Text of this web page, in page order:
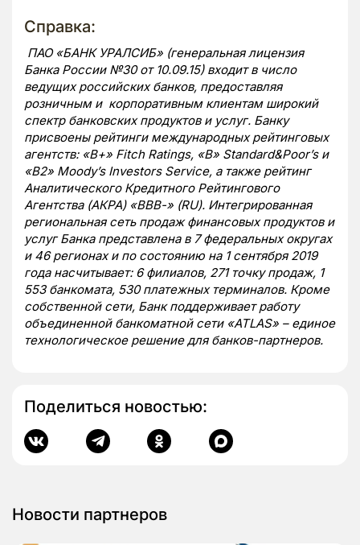
Справка:
ПАО «БАНК УРАЛСИБ» (генеральная лицензия
Банка России №30 от 10.09.15) входит в число
ведущих российских банков, предоставляя
розничным и корпоративным клиентам широкий
спектр банковских продуктов и услуг. Банку
присвоены рейтинги международных рейтинговых
агентств: «В+» Fitch Ratings, «B» Standard&Poor’sи
«B2» Moody’s Investors Service, а также рейтинг
Аналитического Кредитного Рейтингового
Агентства (АКРА) «ВВВ-» (RU). Интегрированная
региональная сеть продаж финансовых продуктов и
услуг Банка представлена в 7 федеральных округах
и 46 регионах и по состоянию на 1 сентября 2019
года насчитывает: 6 филиалов, 271 точку продаж, 1
553 банкомата, 530 платежных терминалов. Кроме
собственной сети, Банк поддерживает работу
объединенной банкоматной сети «ATLAS» – единое
технологическое решение для банков-партнеров.
Поделиться новостью:
Новости партнеров